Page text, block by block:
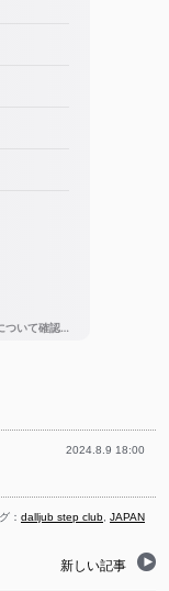
2024.8.9 18:00
： dalljub step club JAPAN
新しい記事